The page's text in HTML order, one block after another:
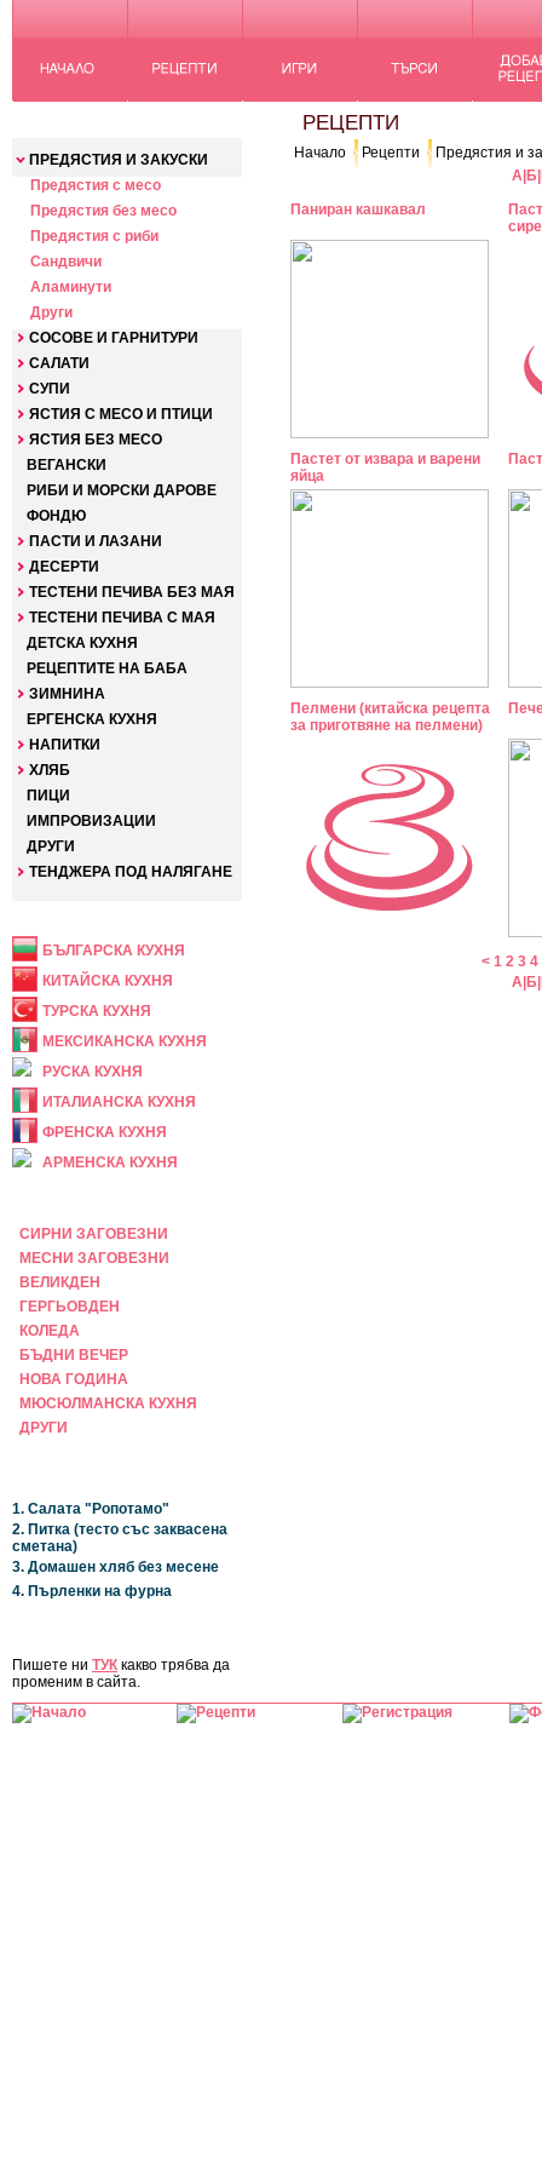
ПРЕДЯСТИЯ И ЗАКУСКИ
Предястия с месо
Предястия без месо
Предястия с риби
Сандвичи
Аламинути
Други
СОСОВЕ И ГАРНИТУРИ
САЛАТИ
СУПИ
ЯСТИЯ С МЕСО И ПТИЦИ
ЯСТИЯ БЕЗ МЕСО
ВЕГАНСКИ
РИБИ И МОРСКИ ДАРОВЕ
ФОНДЮ
ПАСТИ И ЛАЗАНИ
ДЕСЕРТИ
ТЕСТЕНИ ПЕЧИВА БЕЗ МАЯ
ТЕСТЕНИ ПЕЧИВА С МАЯ
ДЕТСКА КУХНЯ
РЕЦЕПТИТЕ НА БАБА
ЗИМНИНА
ЕРГЕНСКА КУХНЯ
НАПИТКИ
ХЛЯБ
ПИЦИ
ИМПРОВИЗАЦИИ
ДРУГИ
ТЕНДЖЕРА ПОД НАЛЯГАНЕ
БЪЛГАРСКА КУХНЯ
КИТАЙСКА КУХНЯ
ТУРСКА КУХНЯ
МЕКСИКАНСКА КУХНЯ
РУСКА КУХНЯ
ИТАЛИАНСКА КУХНЯ
ФРЕНСКА КУХНЯ
АРМЕНСКА КУХНЯ
СИРНИ ЗАГОВЕЗНИ
МЕСНИ ЗАГОВЕЗНИ
ВЕЛИКДЕН
ГЕРГЬОВДЕН
КОЛЕДА
БЪДНИ ВЕЧЕР
НОВА ГОДИНА
МЮСЮЛМАНСКА КУХНЯ
ДРУГИ
1. Салата "Ропотамо"
2. Питка (тесто със заквасена
сметана)
3. Домашен хляб без месене
4. Пърленки на фурна
Пишете ни ТУК какво трябва да
променим в сайта.
РЕЦЕПТИ
Начало Рецепти
Предястия и
А Б
Паниран кашкавал
Пастет от извара и варени
яйца
Пелмени (китайска рецепта
за приготвяне на пелмени)
< 1 2 3 4
А Б